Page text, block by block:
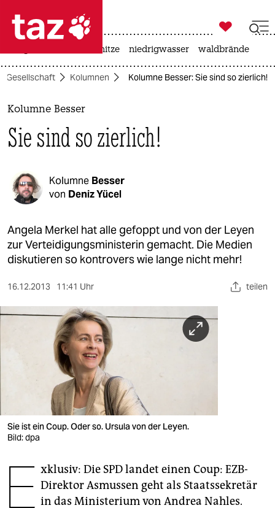
 taz zahl ich
taz zahl ich
themen
politik
gesellschaft
kultur
sport
nord
wahrheit
veranstaltungen
shop
unterstützen
abo

taz zahl ich
hitze niedrigwasser waldbrände
Gesellschaft Kolumnen Kolumne Besser: Sie sind so zierlich!
Kolumne Besser
Sie sind so zierlich!
Kolumne Besser
von Deniz Yücel
Angela Merkel hat alle gefoppt und von der Leyen
zur Verteidigungsministerin gemacht. Die Medien
diskutieren so kontrovers wie lange nicht mehr!
16.12.2013 11:41 Uhr teilen
Sie ist ein Coup. Oder so. Ursula von der Leyen.
Bild: dpa
E xklusiv: Die SPD landet einen Coup: EZB-
Direktor Asmussen geht als Staatssekretär
in das Ministerium von Andrea Nahles.